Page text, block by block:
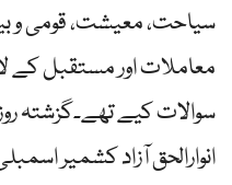
سیاحت، معیشت، قومی و
معاملات اور مستقبل
سوالات کیے تھے۔گزشتہ
انوارالحق آزاد کشمیر